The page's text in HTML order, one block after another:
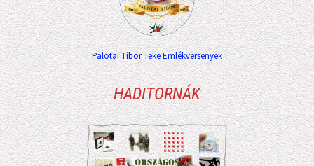
Palotai Tibor Teke Emlékversenyek
HADITORNÁK